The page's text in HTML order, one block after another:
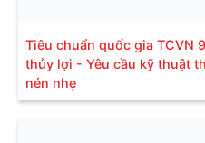
Tiêu chuẩn quốc gia TCVN
thủy lợi - Yêu cầu kỹ thuật
nén nhẹ